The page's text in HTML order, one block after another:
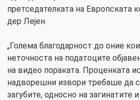
претседателката на Европската
дер Лејен.
„Голема благодарност до оние
неточноста на податоците
на видео пораката. Проценката
надворешни извори требаше да
загубите, односно на загинатите